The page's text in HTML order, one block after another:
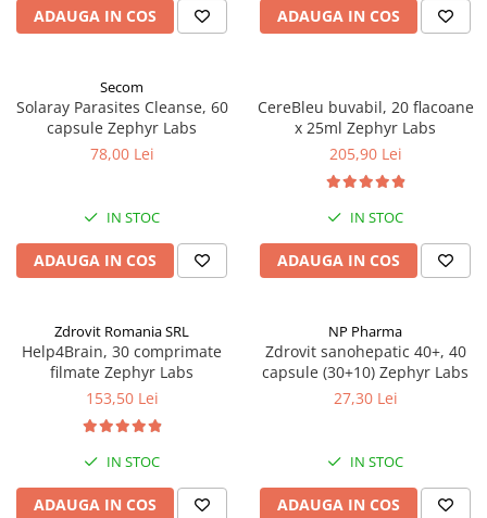
Tonice sexuale
Teste de sarcina si ovulatie
Altele-Sanatatea cuplului
Suplimente alimentare
Afectiuni dermatologice
Afectiuni respiratorii
Afectiuni osteo-articulare
Afectiuni oftalmologice
Afectiuni cardio-vasculare
Afectiuni urogenitale
Sanatatea mintii
Suplimente pentru imunitate
ADAUGA IN COS ADAUGA IN COS
Secom
Solaray Parasites Cleanse, 60
capsule Zephyr Labs
78,00 Lei
IN STOC
ADAUGA IN COS
CereBleu buvabil, 20 flacoane
x 25ml Zephyr Labs
205,90 Lei
IN STOC
ADAUGA IN COS
Zdrovit Romania SRL
Help4Brain, 30 comprimate
filmate Zephyr Labs
153,50 Lei
IN STOC
ADAUGA IN COS
NP Pharma
Zdrovit sanohepatic 40+, 40
capsule (30+10) Zephyr Labs
27,30 Lei
IN STOC
ADAUGA IN COS